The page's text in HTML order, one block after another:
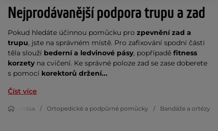
Nejprodávanější podpora trupu a zad
Pokud hledáte účinnou pomůcku pro zpevnění zad a
trupu, jste na správném místě. Pro zafixování spodní části
těla slouží bederní a ledvinové pásy, popřípadě fitness
korzetyna cvičení. Ke správné poloze zad se zase doberete
s pomocí korektorů držení...
Číst více
a krása Ortopedické a podpůrné pomůcky Bandáže a ortézy